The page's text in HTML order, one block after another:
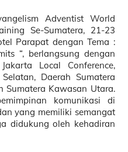
Adventist World
Se-Sumatera, 21-23
Parapat dengan Tema :
“, berlangsung dengan
Local Conference,
Daerah Sumatera
Sumatera Kawasan Utara.
komunikasi di
yang memiliki semangat
didukung oleh kehadiran